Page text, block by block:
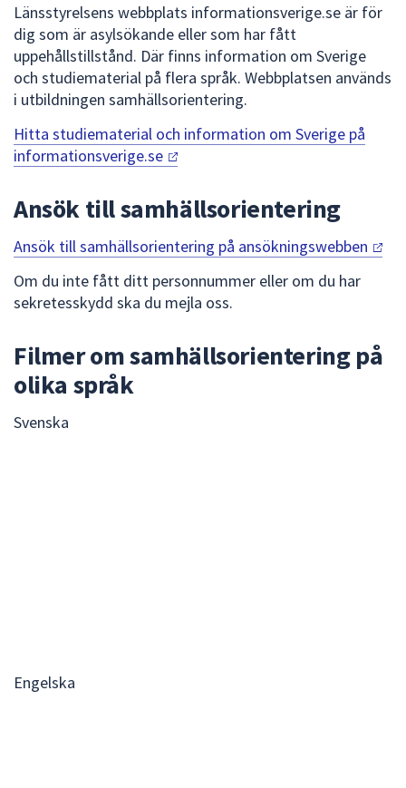
Länsstyrelsens webbplats informationsverige.se är för
dig som är asylsökande eller som har fått
uppehållstillstånd. Där finns information om Sverige
och studiematerial på flera språk. Webbplatsen används
i utbildningen samhällsorientering.
Hitta studiematerial och information om Sverige på
informationsverige.se
Ansök till samhällsorientering
Ansök till samhällsorientering på ansökningswebben
Om du inte fått ditt personnummer eller om du har
sekretesskydd ska du mejla oss.
Filmer om samhällsorientering på
olika språk
Svenska
Engelska